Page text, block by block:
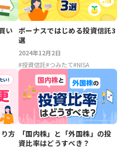
い ボーナスではじめる投資信託3
選
2024年12月2日
#投資信託#つみたて#NISA
方
「国内株」と「外国株」の投
資比率はどうすべき？